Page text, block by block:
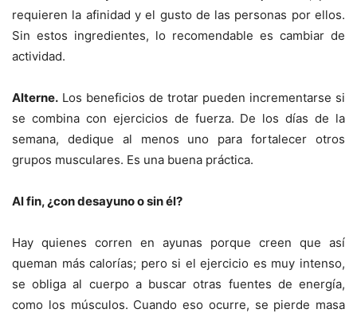
requieren la afinidad y el gusto de las personas por ellos.
Sin estos ingredientes, lo recomendable es cambiar de
actividad.
Alterne. Los beneficios de trotar pueden incrementarse si
se combina con ejercicios de fuerza. De los días de la
semana, dedique al menos uno para fortalecer otros
grupos musculares. Es una buena práctica.
Al fin, ¿con desayuno o sin él?
Hay quienes corren en ayunas porque creen que así
queman más calorías; pero si el ejercicio es muy intenso,
se obliga al cuerpo a buscar otras fuentes de energía,
como los músculos. Cuando eso ocurre, se pierde masa